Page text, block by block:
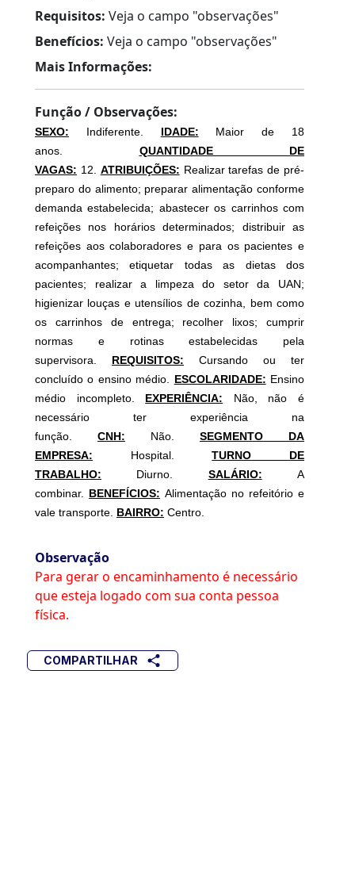
Requisitos: Veja o campo "observações"
Benefícios: Veja o campo "observações"
Mais Informações:
Função / Observações:
SEXO: Indiferente. IDADE: Maior de 18
anos. QUANTIDADE DE
VAGAS: 12. ATRIBUIÇÕES: Realizar tarefas de pré-
preparo do alimento; preparar alimentação conforme
demanda estabelecida; abastecer os carrinhos com
refeições nos horários determinados; distribuir as
refeições aos colaboradores e para os pacientes e
acompanhantes; etiquetar todas as dietas dos
pacientes; realizar a limpeza do setor da UAN;
higienizar louças e utensílios de cozinha, bem como
os carrinhos de entrega; recolher lixos; cumprir
normas e rotinas estabelecidas pela
supervisora. REQUISITOS: Cursando ou ter
concluído o ensino médio. ESCOLARIDADE: Ensino
médio incompleto. EXPERIÊNCIA: Não, não é
necessário ter experiência na
função. CNH: Não. SEGMENTO DA
EMPRESA: Hospital.TURNO DE
TRABALHO: Diurno. SALÁRIO: A
combinar. BENEFÍCIOS: Alimentação no refeitório e
vale transporte. BAIRRO: Centro.
Observação
Para gerar o encaminhamento é necessário
que esteja logado com sua conta pessoa
física.
COMPARTILHAR